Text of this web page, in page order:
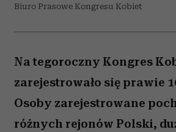
Biuro Prasowe Kongresu Kobiet
Na tegoroczny Kongres
zarejestrowało się prawie
Osoby zarejestrowane
różnych rejonów Polski,